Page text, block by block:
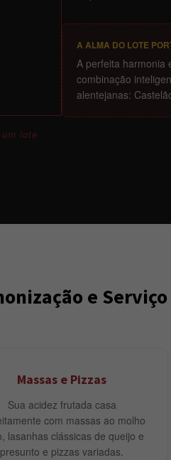
lote
A ALMA DO LOTE
A perfeita harmonia
combinação
alentejanas:
e Serviço
Massas e Pizzas
Sua acidez frutada casa
com massas ao molho
lasanhas clássicas de queijo e
presunto e pizzas variadas.